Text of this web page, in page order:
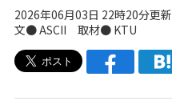
2026年06月03日 22時20分更新
文● ASCII 取材● KTU